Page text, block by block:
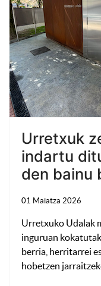
Urretxuk
indartu
den bainu
01 Maiatza 2026
Urretxuko Udalak
inguruan
berria, herritarrei
hobetzen